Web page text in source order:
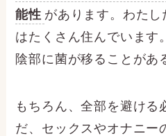
能性 があります。わた
はたくさん住んでいます
陰部に菌が移ることがあ
もちろん、全部を避ける
だ、セックスやオナニー